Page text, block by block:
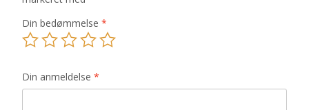
Din bedømmelse *
Din anmeldelse *